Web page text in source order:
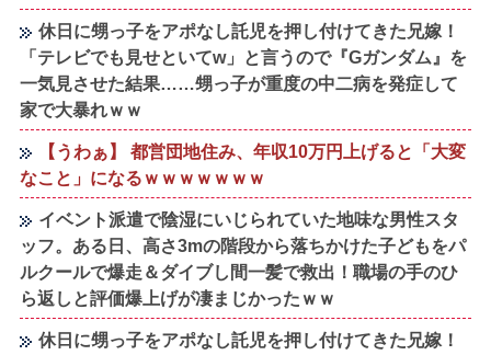
休日に甥っ子をアポなし託児を押し付けてきた兄嫁！
「テレビでも見せといてw」と言うので『Gガンダム』を
一気見させた結果……甥っ子が重度の中二病を発症して
家で大暴れｗｗ
【うわぁ】 都営団地住み、年収10万円上げると「大変
なこと」になるｗｗｗｗｗｗｗ
イベント派遣で陰湿にいじられていた地味な男性スタ
ッフ。ある日、高さ3mの階段から落ちかけた子どもをパ
ルクールで爆走＆ダイブし間一髪で救出！職場の手のひ
ら返しと評価爆上げが凄まじかったｗｗ
休日に甥っ子をアポなし託児を押し付けてきた兄嫁！